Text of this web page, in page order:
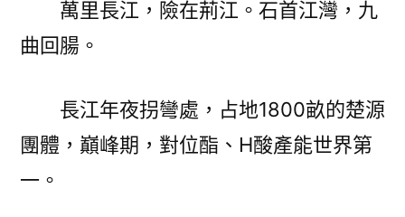
萬里長江，險在荊江。石首江灣，九
曲回腸。
長江年夜拐彎處，占地1800畝的楚源
團體，巔峰期，對位酯、H酸產能世界第
一。